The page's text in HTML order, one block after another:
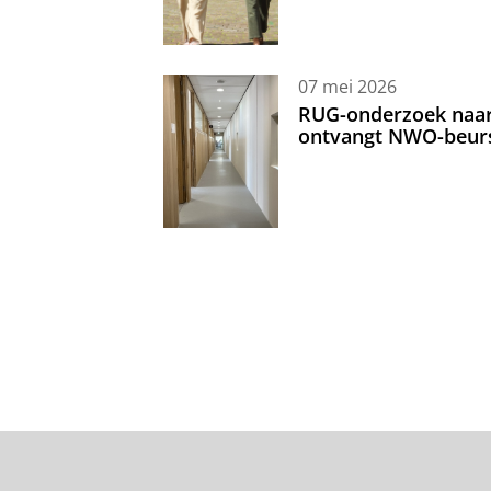
07 mei 2026
RUG-onderzoek
ontvangt NWO-